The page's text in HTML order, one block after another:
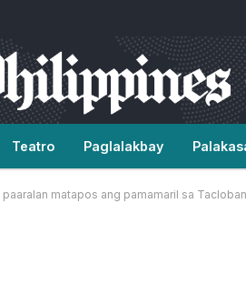
Teatro Paglalakbay
matapos ang pamamaril sa Tacloban